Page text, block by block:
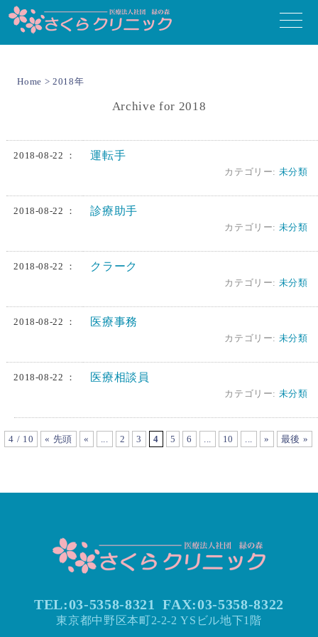
toggle
Home >2018年
Archive for 2018
2018-08-22 ： 運転手
カテゴリー: 未分類
2018-08-22 ： 診療助手
カテゴリー: 未分類
2018-08-22 ： クラーク
カテゴリー: 未分類
2018-08-22 ： 医療事務
カテゴリー: 未分類
2018-08-22 ： 医療相談員
カテゴリー: 未分類
4 / 10 « 先頭 « ... 2 3 4 5 6 ... 10 ... » 最後 »
TEL:03-5358-8321 FAX:03-5358-8322
東京都中野区本町2-2-2 YSビル地下1階